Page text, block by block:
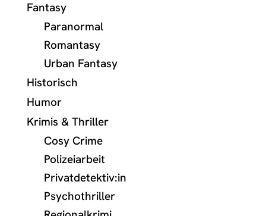
Fantasy
Paranormal
Romantasy
Urban Fantasy
Historisch
Humor
Krimis & Thriller
Cosy Crime
Polizeiarbeit
Privatdetektiv:in
Psychothriller